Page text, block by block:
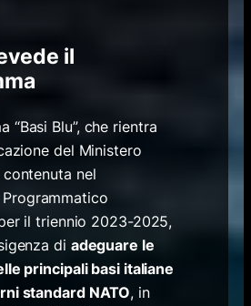
il
“Basi Blu”, che rientra
del Ministero
nel
il triennio 2023-2025,
di adeguare le
principali basi italiane
standard NATO, in